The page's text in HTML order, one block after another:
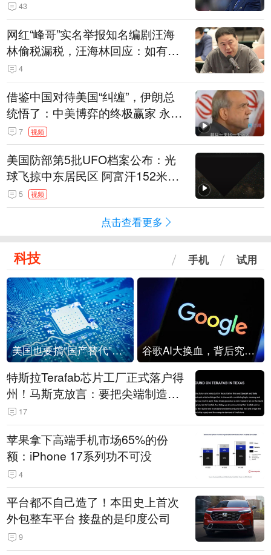
43
网红“峰哥”实名举报知名编剧汪海
林偷税漏税，汪海林回应：如有违
法行为，相关机构自会进行评判和
处理
4
借鉴中国对待美国“纠缠”，伊朗总
统悟了：中美博弈的终极赢家 永远
是埋头发展的那一国 伊朗要学中
国“做好自己的事”
7 视频
美国防部第5批UFO档案公布：光
球飞掠中东居民区 阿富汗152米三
角形遮蔽星光
5 视频
点击查看更多
科技 手机 试用
美国也要搞“国产替代”？先算清三笔账 谷歌AI大换血，背后究竟发生了什么？
特斯拉Terafab芯片工厂正式落户得
州！马斯克放言：要把尖端制造带
回美国
17
苹果拿下高端手机市场65%的份
额：iPhone 17系列功不可没
4
平台都不自己造了！本田史上首次
外包整车平台 接盘的是印度公司
9